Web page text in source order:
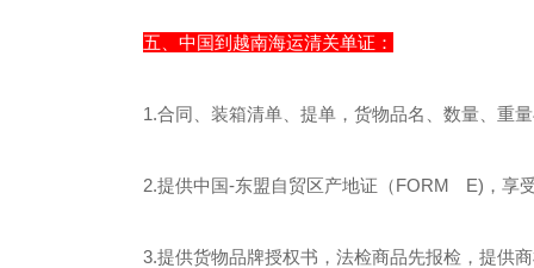
五、中国到越南海运清关单证：
1.合同、装箱清单、提单，货物品名、数量、重
2.提供中国-东盟自贸区产地证（FORM E)，享
3.提供货物品牌授权书，法检商品先报检，提供